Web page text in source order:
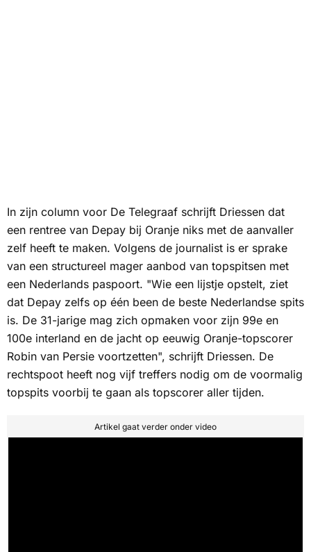
In zijn column voor De Telegraaf schrijft Driessen dat
een rentree van Depay bij Oranje niks met de aanvaller
zelf heeft te maken. Volgens de journalist is er sprake
van een structureel mager aanbod van topspitsen met
een Nederlands paspoort. "Wie een lijstje opstelt, ziet
dat Depay zelfs op één been de beste Nederlandse spits
is. De 31-jarige mag zich opmaken voor zijn 99e en
100e interland en de jacht op eeuwig Oranje-topscorer
Robin van Persie voortzetten", schrijft Driessen. De
rechtspoot heeft nog vijf treffers nodig om de voormalig
topspits voorbij te gaan als topscorer aller tijden.
Artikel gaat verder onder video